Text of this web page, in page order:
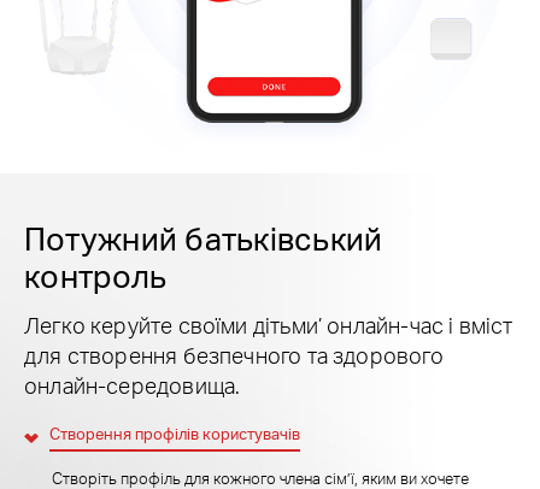
Потужний батьківський
контроль
Легко керуйте своїми дітьми’ онлайн-час і вміст
для створення безпечного та здорового
онлайн-середовища.
Створення профілів користувачів
Створіть профіль для кожного члена сім’ї, яким ви хочете